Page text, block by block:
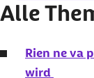
Alle
Rien ne va
wird